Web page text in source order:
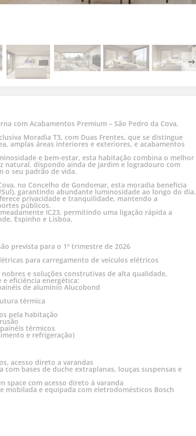
com Acabamentos Premium – São Pedro da Cova,
Moradia T3, com Duas Frentes, que se distingue
amplas áreas interiores e exteriores, e acabamentos
e bem-estar, esta habitação combina o melhor
natural, dispondo ainda de jardim e logradouro com
o seu padrão de vida.
no Concelho de Gondomar, esta moradia beneficia
garantindo abundante luminosidade ao longo do dia.
privacidade e tranquilidade, mantendo a
públicos.
IC23, permitindo uma ligação rápida a
Espinho e Lisboa.
prevista para o 1º trimestre de 2026
para carregamento de veículos elétricos
e soluções construtivas de alta qualidade,
eficiência energética:
de alumínio Alucobond
térmica
pela habitação
térmicos
e refrigeração)
acesso direto a varandas
com bases de duche extraplanas, louças suspensas e
space com acesso direto à varanda
mobilada e equipada com eletrodomésticos Bosch